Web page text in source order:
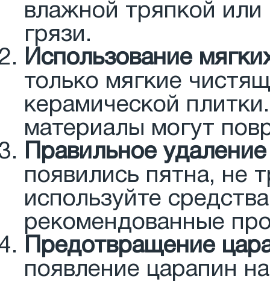
влажной тряпкой
грязи.
Использование
только мягкие
керамической
материалы могут
Правильное
появились пятна, не
используйте
рекомендованные
Предотвращение
появление царапин